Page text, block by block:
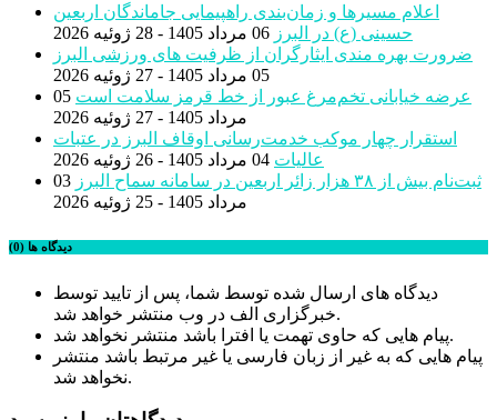
اعلام مسیرها و زمان‌بندی راهپیمایی جاماندگان اربعین
حسینی (ع) در البرز 06 مرداد 1405 - 28 ژوئیه 2026
ضرورت بهره مندی ایثارگران از ظرفیت های ورزشی البرز
05 مرداد 1405 - 27 ژوئیه 2026
عرضه خیابانی تخم‌مرغ عبور از خط قرمز سلامت است 05
مرداد 1405 - 27 ژوئیه 2026
استقرار چهار موکب خدمت‌رسانی اوقاف البرز در عتبات
عالیات 04 مرداد 1405 - 26 ژوئیه 2026
ثبت‌نام بیش از ٣٨ هزار زائر اربعین در سامانه سماح البرز
03
مرداد 1405 - 25 ژوئیه 2026
دیدگاه ها (0)
دیدگاه های ارسال شده توسط شما، پس از تایید توسط
خبرگزاری الف در وب منتشر خواهد شد.
پیام هایی که حاوی تهمت یا افترا باشد منتشر نخواهد شد.
پیام هایی که به غیر از زبان فارسی یا غیر مرتبط باشد منتشر
نخواهد شد.